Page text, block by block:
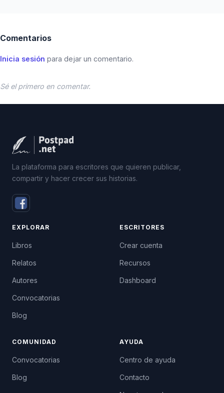
Comentarios
Inicia sesión para dejar un comentario.
Sé el primero en comentar.
La plataforma para escritores que quieren publicar,
compartir y hacer crecer sus historias.
EXPLORAR
Libros
Relatos
Autores
Convocatorias
Blog
ESCRITORES
Crear cuenta
Recursos
Dashboard
COMUNIDAD
Convocatorias
Blog
AYUDA
Centro de ayuda
Contacto